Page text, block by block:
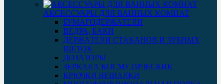
АКСЕССУАРЫ ДЛЯ ВАННЫХ КОМНАТ
БУМАГОДЕРЖАТЕЛИ
ВЕДРА, БАКИ
ДЕРЖАТЕЛИ СТАКАНОВ И ЗУБНЫХ
ЩЕТОК
ДОЗАТОРЫ
ЗЕРКАЛА КОСМЕТИЧЕСКИЕ
КРЮЧКИ ВЕШАЛКИ